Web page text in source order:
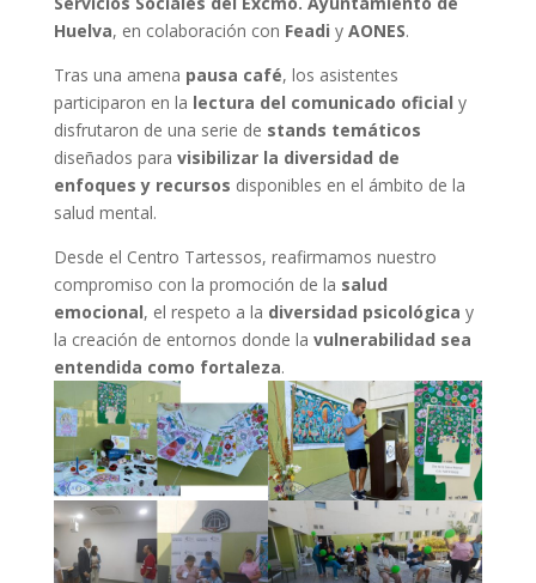
Huelva, en colaboración con Feadi y AONES.
Tras una amena pausa café, los asistentes
participaron en la lectura del comunicado oficial y
disfrutaron de una serie de stands temáticos
diseñados para visibilizar la diversidad de
enfoques y recursos disponibles en el ámbito de la
salud mental.
Desde el Centro Tartessos, reafirmamos nuestro
compromiso con la promoción de la salud
emocional, el respeto a la diversidad psicológica y
la creación de entornos donde la vulnerabilidad sea
entendida como fortaleza.